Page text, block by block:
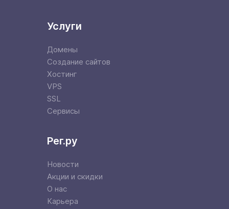
Услуги
Домены
Создание сайтов
Хостинг
VPS
SSL
Сервисы
Рег.ру
Новости
Акции и скидки
О нас
Карьера